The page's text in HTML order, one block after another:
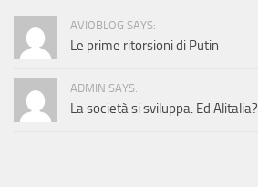
AVIOBLOG SAYS:
Le prime ritorsioni di Putin
ADMIN SAYS:
La società si sviluppa. Ed Alitalia?